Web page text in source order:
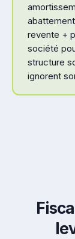
revente +
société
structure
ignorent